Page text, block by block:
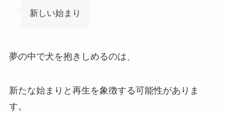
新しい始まり
夢の中で犬を抱きしめるのは、
新たな始まりと再生を象徴する可能性がありま
す。